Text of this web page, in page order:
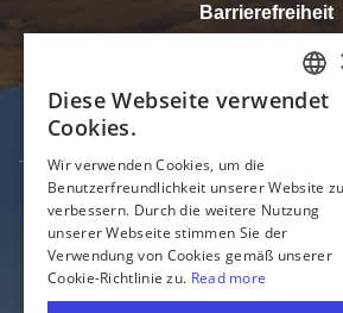
Barrierefreiheit
Tourismusbranche